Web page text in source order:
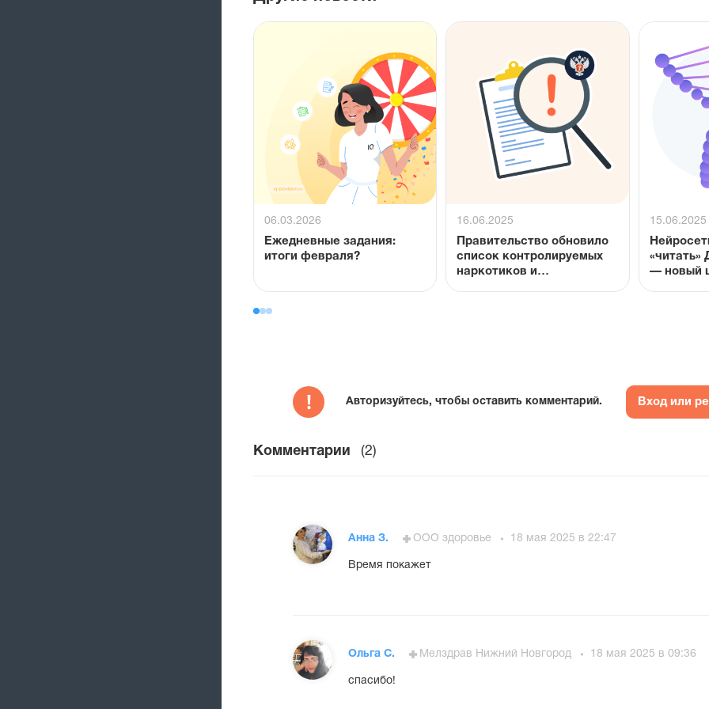
06.03.2026
Ежедневные задания:
итоги февраля?
16.06.2025
Правительство обновило
список контролируемых
наркотиков и
15.06.2025
— новый
Авторизуйтесь, чтобы оставить комментарий. Вход или
Комментарии (2)
Анна З. ООО здоровье 18 мая 2025 в 22:47
Время покажет
Ольга С. Мелздрав Нижний Новгород 18 мая 2025 в 09:36
спасибо!